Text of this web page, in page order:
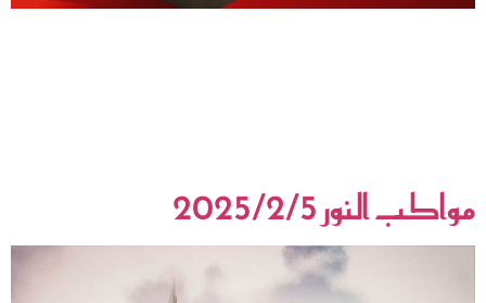
مواكب النور 2025/2/5